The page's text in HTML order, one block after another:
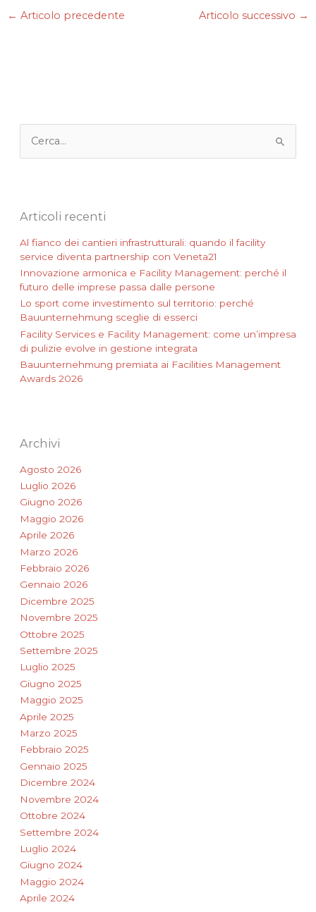
e
t
k
i
← Articolo precedente Articolo successivo →
e
Articoli recenti
Al fianco dei cantieri infrastrutturali: quando il facility
service diventa partnership con Veneta21
Innovazione armonica e Facility Management: perché il
futuro delle imprese passa dalle persone
Lo sport come investimento sul territorio: perché
Bauunternehmung sceglie di esserci
Facility Services e Facility Management: come un’impresa
di pulizie evolve in gestione integrata
Bauunternehmung premiata ai Facilities Management
Awards 2026
Archivi
Agosto 2026
Luglio 2026
Giugno 2026
Maggio 2026
Aprile 2026
Marzo 2026
Febbraio 2026
Gennaio 2026
Dicembre 2025
Novembre 2025
Ottobre 2025
Settembre 2025
Luglio 2025
Giugno 2025
Maggio 2025
Aprile 2025
Marzo 2025
Febbraio 2025
Gennaio 2025
Dicembre 2024
Novembre 2024
Ottobre 2024
Settembre 2024
Luglio 2024
Giugno 2024
Maggio 2024
Aprile 2024